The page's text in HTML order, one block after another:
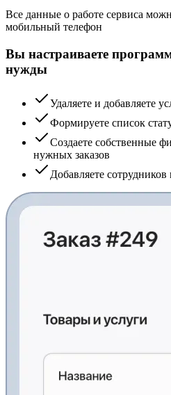
Все данные о работе сервиса
мобильный телефон
Вы настраиваете
нужды
Удаляете и добавляете
Формируете список
Создаете собственные
нужных заказов
Добавляете